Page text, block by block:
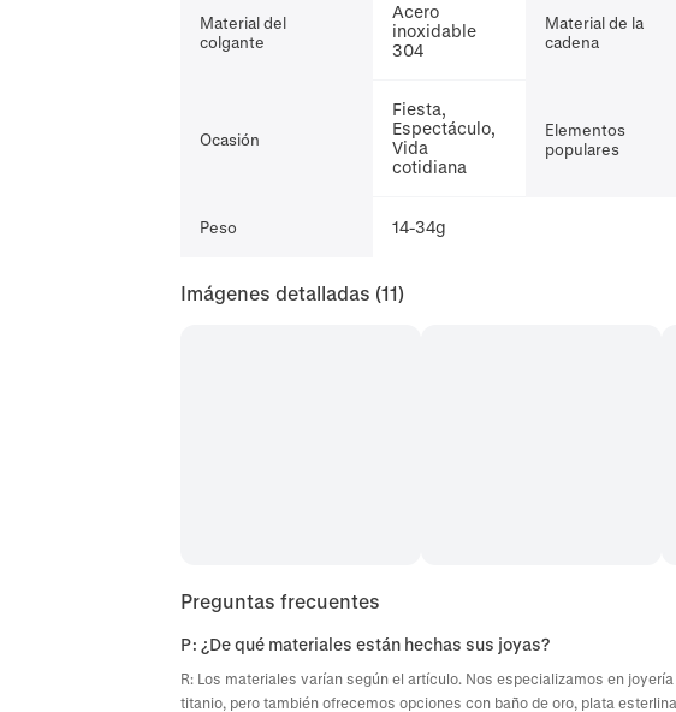
Material del
colgante
Acero
inoxidable
304
Material de la
cadena
Ocasión
Fiesta,
Espectáculo,
Vida
cotidiana
Elementos
populares
Peso 14-34g
Imágenes detalladas (11)
Preguntas frecuentes
P: ¿De qué materiales están hechas sus joyas?
R: Los materiales varían según el artículo. Nos especializamos en
titanio, pero también ofrecemos opciones con baño de oro, plata